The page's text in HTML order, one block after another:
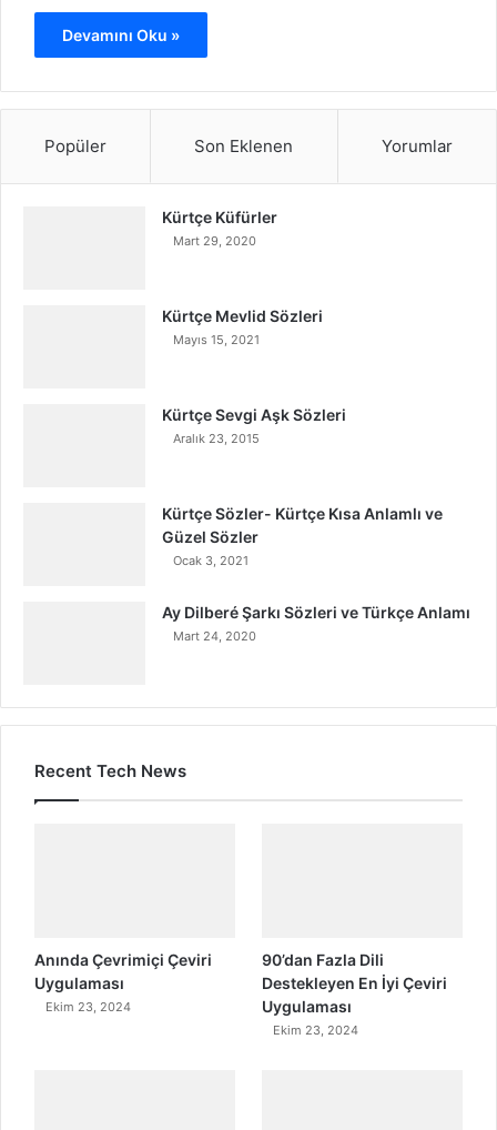
Devamını Oku »
Popüler Son Eklenen Yorumlar
Kürtçe Küfürler
Mart 29, 2020
Kürtçe Mevlid Sözleri
Mayıs 15, 2021
Kürtçe Sevgi Aşk Sözleri
Aralık 23, 2015
Kürtçe Sözler- Kürtçe Kısa Anlamlı ve
Güzel Sözler
Ocak 3, 2021
Ay Dilberé Şarkı Sözleri ve Türkçe Anlamı
Mart 24, 2020
Recent Tech News
Anında Çevrimiçi Çeviri
Uygulaması
Ekim 23, 2024
90’dan Fazla Dili
Destekleyen En İyi Çeviri
Uygulaması
Ekim 23, 2024